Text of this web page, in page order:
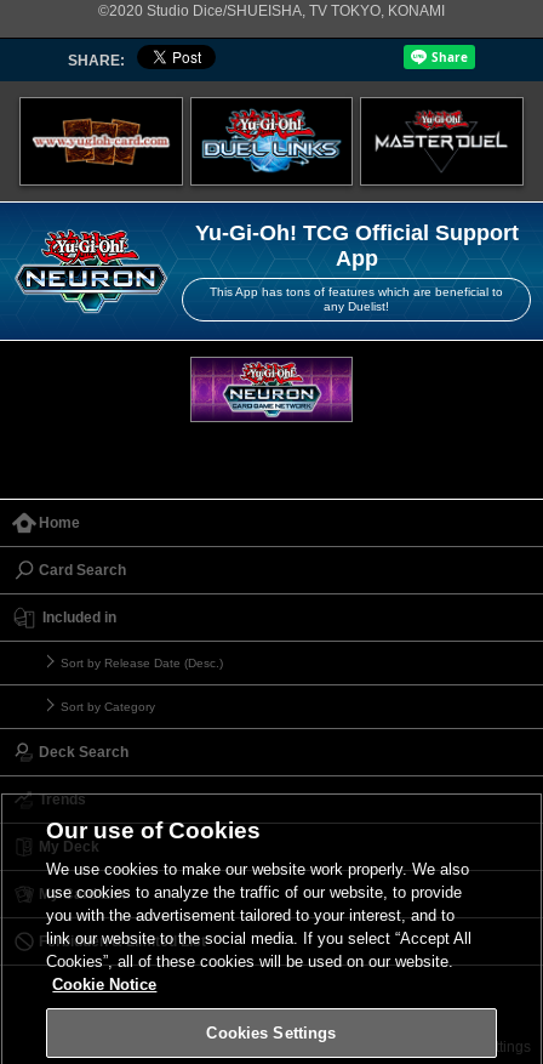
©2020 Studio Dice/SHUEISHA, TV TOKYO, KONAMI
SHARE:
Yu-Gi-Oh! TCG Official Support
App
This App has tons of features which are beneficial to
any Duelist!
Home
Card Search
Included in
Sort by Release Date (Desc.)
Sort by Category
Deck Search
Trends
My Deck
My Card List
Forbidden & Limited List
Terms of Use Cookies Settings
Our use of Cookies
We use cookies to make our website work properly. We also
use cookies to analyze the traffic of our website, to provide
you with the advertisement tailored to your interest, and to
link our website to the social media. If you select “Accept All
Cookies”, all of these cookies will be used on our website.
Cookie Notice
Cookies Settings